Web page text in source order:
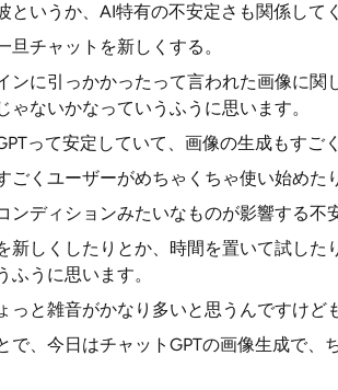
というか、AI特有の不安定さも関係して
旦チャットを新しくする。
ンに引っかかったって言われた画像に
ゃないかなっていうふうに思います。
って安定していて、画像の生成もすご
ごくユーザーがめちゃくちゃ使い始めた
ンディションみたいなものが影響する不
新しくしたりとか、時間を置いて試し
ふうに思います。
っと雑音がかなり多いと思うんですけど
で、今日はチャットGPTの画像生成で